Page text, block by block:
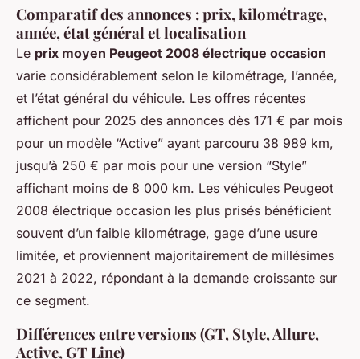
Comparatif des annonces : prix, kilométrage,
année, état général et localisation
Le prix moyen Peugeot 2008 électrique occasion
varie considérablement selon le kilométrage, l’année,
et l’état général du véhicule. Les offres récentes
affichent pour 2025 des annonces dès 171 € par mois
pour un modèle “Active” ayant parcouru 38 989 km,
jusqu’à 250 € par mois pour une version “Style”
affichant moins de 8 000 km. Les véhicules Peugeot
2008 électrique occasion les plus prisés bénéficient
souvent d’un faible kilométrage, gage d’une usure
limitée, et proviennent majoritairement de millésimes
2021 à 2022, répondant à la demande croissante sur
ce segment.
Différences entre versions (GT, Style, Allure,
Active, GT Line)